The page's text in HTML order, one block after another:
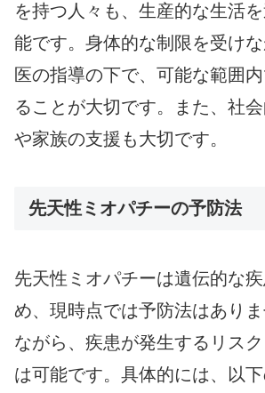
を持つ人々も、生産的な生活
能です。身体的な制限を受け
医の指導の下で、可能な範囲
ることが大切です。また、社
や家族の支援も大切です。
先天性ミオパチーの予防法
先天性ミオパチーは遺伝的な
め、現時点では予防法はあり
ながら、疾患が発生するリス
は可能です。具体的には、以